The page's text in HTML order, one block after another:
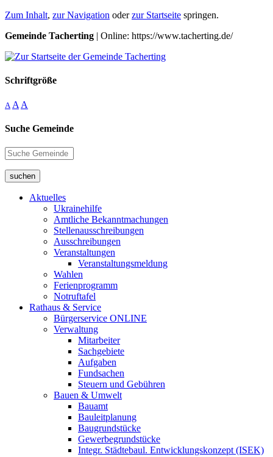
Zum Inhalt, zur Navigation oderzur Startseite springen.
Gemeinde Tacherting | Online: https://www.tacherting.de/
Schriftgröße
A A A
Suche Gemeinde
suchen
Aktuelles
Ukrainehilfe
Amtliche Bekanntmachungen
Stellenausschreibungen
Ausschreibungen
Veranstaltungen
Veranstaltungsmeldung
Wahlen
Ferienprogramm
Notruftafel
Rathaus & Service
Bürgerservice ONLINE
Verwaltung
Mitarbeiter
Sachgebiete
Aufgaben
Fundsachen
Steuern und Gebühren
Bauen & Umwelt
Bauamt
Bauleitplanung
Baugrundstücke
Gewerbegrundstücke
Integr. Städtebaul. Entwicklungskonzept (ISEK)